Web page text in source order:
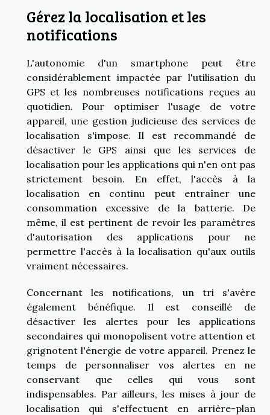
Gérez la localisation et les
notifications
L'autonomie d'un smartphone peut être
considérablement impactée par l'utilisation du
GPS et les nombreuses notifications reçues au
quotidien. Pour optimiser l'usage de votre
appareil, une gestion judicieuse des services de
localisation s'impose. Il est recommandé de
désactiver le GPS ainsi que les services de
localisation pour les applications qui n'en ont pas
strictement besoin. En effet, l'accès à la
localisation en continu peut entraîner une
consommation excessive de la batterie. De
même, il est pertinent de revoir les paramètres
d'autorisation des applications pour ne
permettre l'accès à la localisation qu'aux outils
vraiment nécessaires.
Concernant les notifications, un tri s'avère
également bénéfique. Il est conseillé de
désactiver les alertes pour les applications
secondaires qui monopolisent votre attention et
grignotent l'énergie de votre appareil. Prenez le
temps de personnaliser vos alertes en ne
conservant que celles qui vous sont
indispensables. Par ailleurs, les mises à jour de
localisation qui s'effectuent en arrière-plan